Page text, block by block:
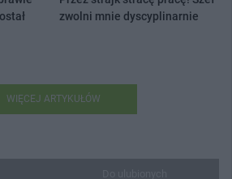
zwolni mnie dyscyplinarnie
WIĘCEJ ARTYKUŁÓW